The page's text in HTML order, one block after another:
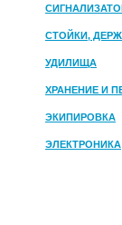
СТОЙКИ,
УДИЛИЩА
ХРАНЕНИЕ И
ЭКИПИРОВКА
ЭЛЕКТРОНИКА